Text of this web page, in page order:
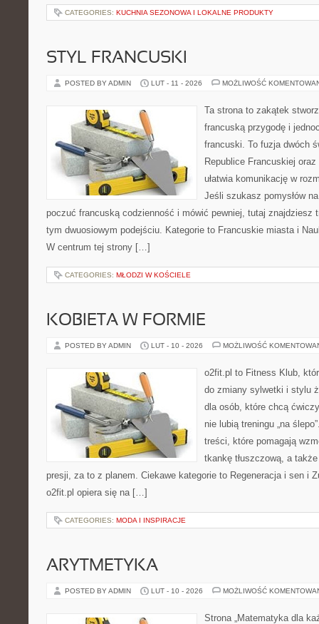
CATEGORIES: KUCHNIA SEZONOWA I LOKALNE PRODUKTY
STYL FRANCUSKI
POSTED BY ADMIN LUT - 11 - 2026 MOŻLIWOŚĆ
Ta strona to zakątek
francuską przygodę i
francuski. To fuzja dwóch
Republice Francuskiej
ułatwia komunikację w
Jeśli szukasz pomysłów
poczuć francuską codzienność i mówić pewniej, tutaj znajdziesz
tym dwuosiowym podejściu. Kategorie to Francuskie miasta i
W centrum tej strony […]
CATEGORIES: MŁODZI W KOŚCIELE
KOBIETA W FORMIE
POSTED BY ADMIN LUT - 10 - 2026 MOŻLIWOŚĆ
o2fit.pl to Fitness Klub,
do zmiany sylwetki i stylu
dla osób, które chcą
nie lubią treningu „na
treści, które pomagają
tkankę tłuszczową, a
presji, za to z planem. Ciekawe kategorie to Regeneracja i sen i
o2fit.pl opiera się na […]
CATEGORIES: MODA I INSPIRACJE
ARYTMETYKA
POSTED BY ADMIN LUT - 10 - 2026 MOŻLIWOŚĆ
Strona „Matematyka dla